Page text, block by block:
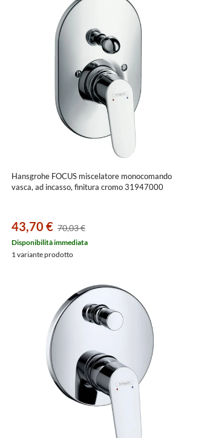
Hansgrohe FOCUS miscelatore monocomando
vasca, ad incasso, finitura cromo 31947000
43,70 € 70,03 €
Disponibilità immediata
1 variante prodotto